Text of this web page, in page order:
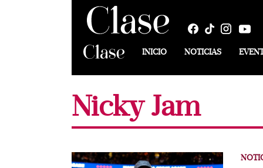
INICIO NOTICIAS
Nicky Jam